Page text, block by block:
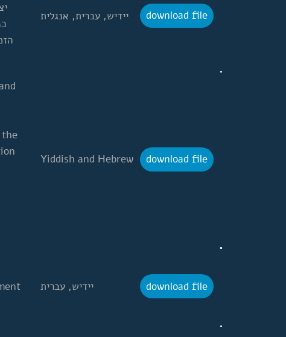
download file יידיש, עברית, אנגלית
download file
Yiddish and Hebrew
the
download file יידיש, עברית